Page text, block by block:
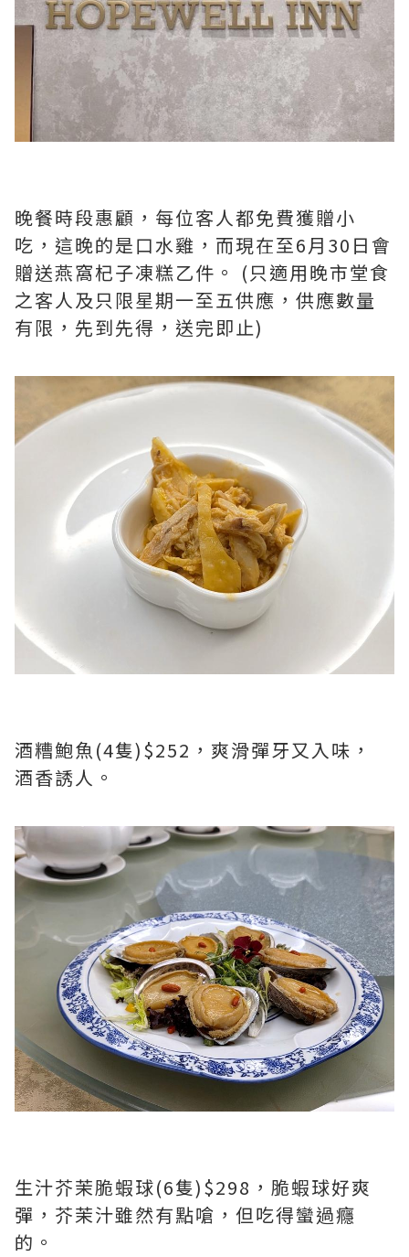
晚餐時段惠顧，每位客人都免費獲贈小
吃，這晚的是口水雞，而現在至6月30日會
贈送燕窩杞子凍糕乙件。 (只適用晚市堂食
之客人及只限星期一至五供應，供應數量
有限，先到先得，送完即止)
酒糟鮑魚(4隻)$252，爽滑彈牙又入味，
酒香誘人。
生汁芥茉脆蝦球(6隻)$298，脆蝦球好爽
彈，芥茉汁雖然有點嗆，但吃得蠻過癮
的。